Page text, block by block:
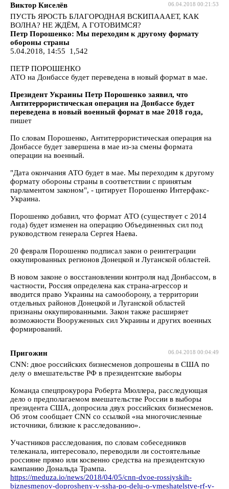
06.04.2018 00:21:53
Виктор Киселёв
ПУСТЬ ЯРОСТЬ БЛАГОРОДНАЯ ВСКИПАААЕТ, КАК
ВОЛНА? НЕ ЖДЁМ, А ГОТОВИМСЯ?
Петр Порошенко: Мы переходим к другому формату
обороны страны
5.04.2018, 14:55 1,542
ПЕТР ПОРОШЕНКО
АТО на Донбассе будет переведена в новый формат в мае.
Президент Украины Петр Порошенко заявил, что
Антитеррористическая операция на Донбассе будет
переведена в новый военный формат в мае 2018 года,
пишет
По словам Порошенко, Антитеррористическая операция на
Донбассе будет завершена в мае из-за смены формата
операции на военный.
"Дата окончания АТО будет в мае. Мы переходим к другому
формату обороны страны в соответствии с принятым
парламентом законом", - цитирует Порошенко Интерфакс-
Украина.
Порошенко добавил, что формат АТО (существует с 2014
года) будет изменен на операцию Объединенных сил под
руководством генерала Сергея Наева.
20 февраля Порошенко подписал закон о реинтеграции
оккупированных регионов Донецкой и Луганской областей.
В новом законе о восстановлении контроля над Донбассом, в
частности, Россия определена как страна-агрессор и
вводится право Украины на самооборону, а территории
отдельных районов Донецкой и Луганской областей
признаны оккупированными. Закон также расширяет
возможности Вооруженных сил Украины и других военных
формирований.
06.04.2018 00:04:49
Пригожин
CNN: двое российских бизнесменов допрошены в США по
делу о вмешательстве РФ в президентские выборы
Команда спецпрокурора Роберта Мюллера, расследующая
дело о предполагаемом вмешательстве России в выборы
президента США, допросила двух российских бизнесменов.
Об этом сообщает CNN со ссылкой «на многочисленные
источники, близкие к расследованию».
Участников расследования, по словам собеседников
телеканала, интересовало, переводили ли состоятельные
россияне прямо или косвенно средства на президентскую
кампанию Дональда Трампа.
https://meduza.io/news/2018/04/05/cnn-dvoe-rossiyskih-
biznesmenov-doprosheny-v-ssha-po-delu-o-vmeshatelstve-rf-v-